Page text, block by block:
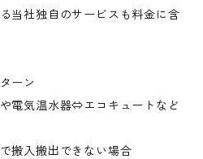
当社独自のサービスも料金に含
ーン
電気温水器⇔エコキュートなど
搬入搬出できない場合